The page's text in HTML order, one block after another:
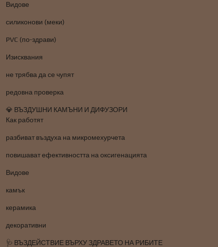
Видове
силиконови (меки)
PVC (по-здрави)
Изисквания
не трябва да се чупят
редовна проверка
💎 ВЪЗДУШНИ КАМЪНИ И ДИФУЗОРИ
Как работят
разбиват въздуха на микромехурчета
повишават ефективността на оксигенацията
Видове
камък
керамика
декоративни
🩺 ВЪЗДЕЙСТВИЕ ВЪРХУ ЗДРАВЕТО НА РИБИТЕ